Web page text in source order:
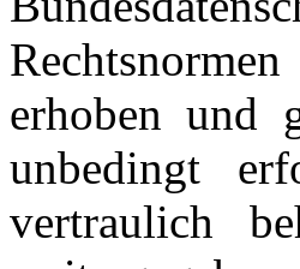
erhoben und
unbedingt
vertraulich